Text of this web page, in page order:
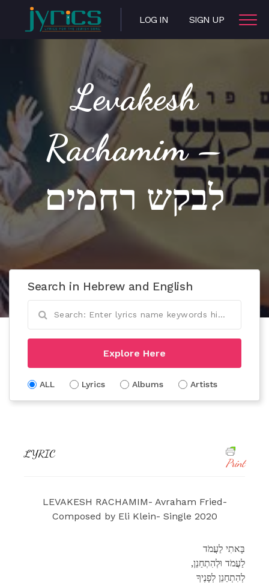
LOG IN SIGN UP
Levakesh
Rachamim –
לבקש רחמים
Search in Hebrew and English
Explore Here
ALL Lyrics Albums Artists
LYRIC
Print
LEVAKESH RACHAMIM- Avraham Fried-
Composed by Eli Klein- Single 2020
בָּאתִי לַעֲמֹד
,לַעֲמֹד וּלְהִתְחַנֵן
לְהִתְחַנֵן לְפָנֶיךָ